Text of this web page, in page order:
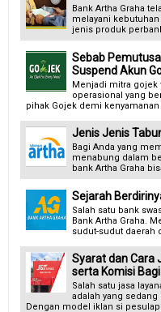
Bank Artha Graha
melayani
jenis produk
Sebab
Suspend Akun
Menjadi mitra gojek
operasional yang
pihak Gojek demi kenyamanan
Jenis Jenis
Bagi Anda yang
menabung dalam
bank Artha Graha
Sejarah
Salah satu bank
Bank Artha Graha.
sudut-sudut daerah
Syarat dan Cara
serta Komisi
Salah satu jasa
adalah yang sedang
Dengan model iklan si pesulap